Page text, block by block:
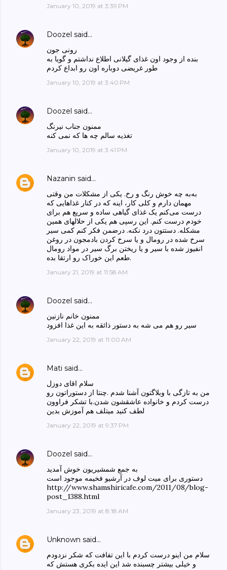
January 10, 2019 at 3:39 PM
Doozel said…
رونی جون
بنده از وجود اون غذای گیلانی اطلاع نداشتم و گویا به
طور غریضی دوباره اون رو ابداع کردم
January 10, 2019 at 3:40 PM
Doozel said…
ممنون جناب نیرنگ
تغذیه سالم چه ها که نمی کنه
January 10, 2019 at 3:41 PM
Nazanin said…
به‌به چه خوش رنگ و رخ. یکی از مشکلات من وقتی
مهمان دارم و کلی کار، اینه که در کنار غذاهایی که
درست می‌کنم یک غذای گیاهی ساده و سریع هم برای
خودم درست کنم. این رسپی هم یکی از حلالهای همین
مشکله. دستتون درد نکنه. درضمن فکر کنم کمی سیر
سرخ شده در رومال و یا سرخ کردن بادمجون در روغن
انفیوز شده با سیر و یا ریختن برگ سیر در مواد رومال
طعم این خوراک رو ارتقا بده.
January 21, 2019 at 11:58 AM
Doozel said…
ممنون خانم نازنین
سیر رو هم می شه به دستور ذائقه به این غذا افزود
January 22, 2019 at 11:00 AM
Mati said…
سلام اقای دوزل
من به تازگی با وبلاگتون آشنا شدم .چنتا از دستوراتون رو
درست کردم و خانواده عاشقشون شدن.با تشکر فراوون
لطف کنید میتلف هم آموزش بدین
January 22, 2019 at 9:37 PM
Doozel said…
به جمع شمشیریون خوش آمدید
دستوری برای میت لوف در آرشیو فخیمه موجود است
http://www.shamshiricafe.com/2011/08/blog-
post_1388.html
January 23, 2019 at 8:18 AM
Unknown said…
سلام من اینو درست کردم با این تفافت که شکر نزدودم
و خیلی بیشتر چسبنده شد این ایده بکری هستش که